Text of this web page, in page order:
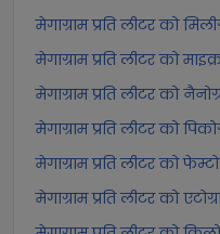
मेगाग्राम प्रति लीटर को
मेगाग्राम प्रति लीटर को
मेगाग्राम प्रति लीटर को
मेगाग्राम प्रति लीटर को
मेगाग्राम प्रति लीटर को
मेगाग्राम प्रति लीटर को